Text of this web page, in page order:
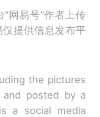
网易号”作者上传
提供信息发布平
the pictures
posted by a
a social media